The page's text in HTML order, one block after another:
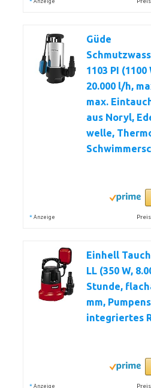
Anzeige
Güde
1103 PI
20.000 l/h,
max.
aus Noryl,
welle,
* Anzeige
Einhell
LL (350 W,
Stunde,
mm,
integriertes
* Anzeige